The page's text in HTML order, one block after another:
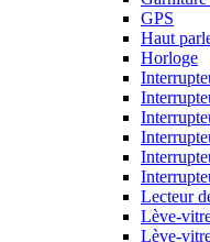
GPS
Haut
Horloge
Lecteur
Lève-
Lève-